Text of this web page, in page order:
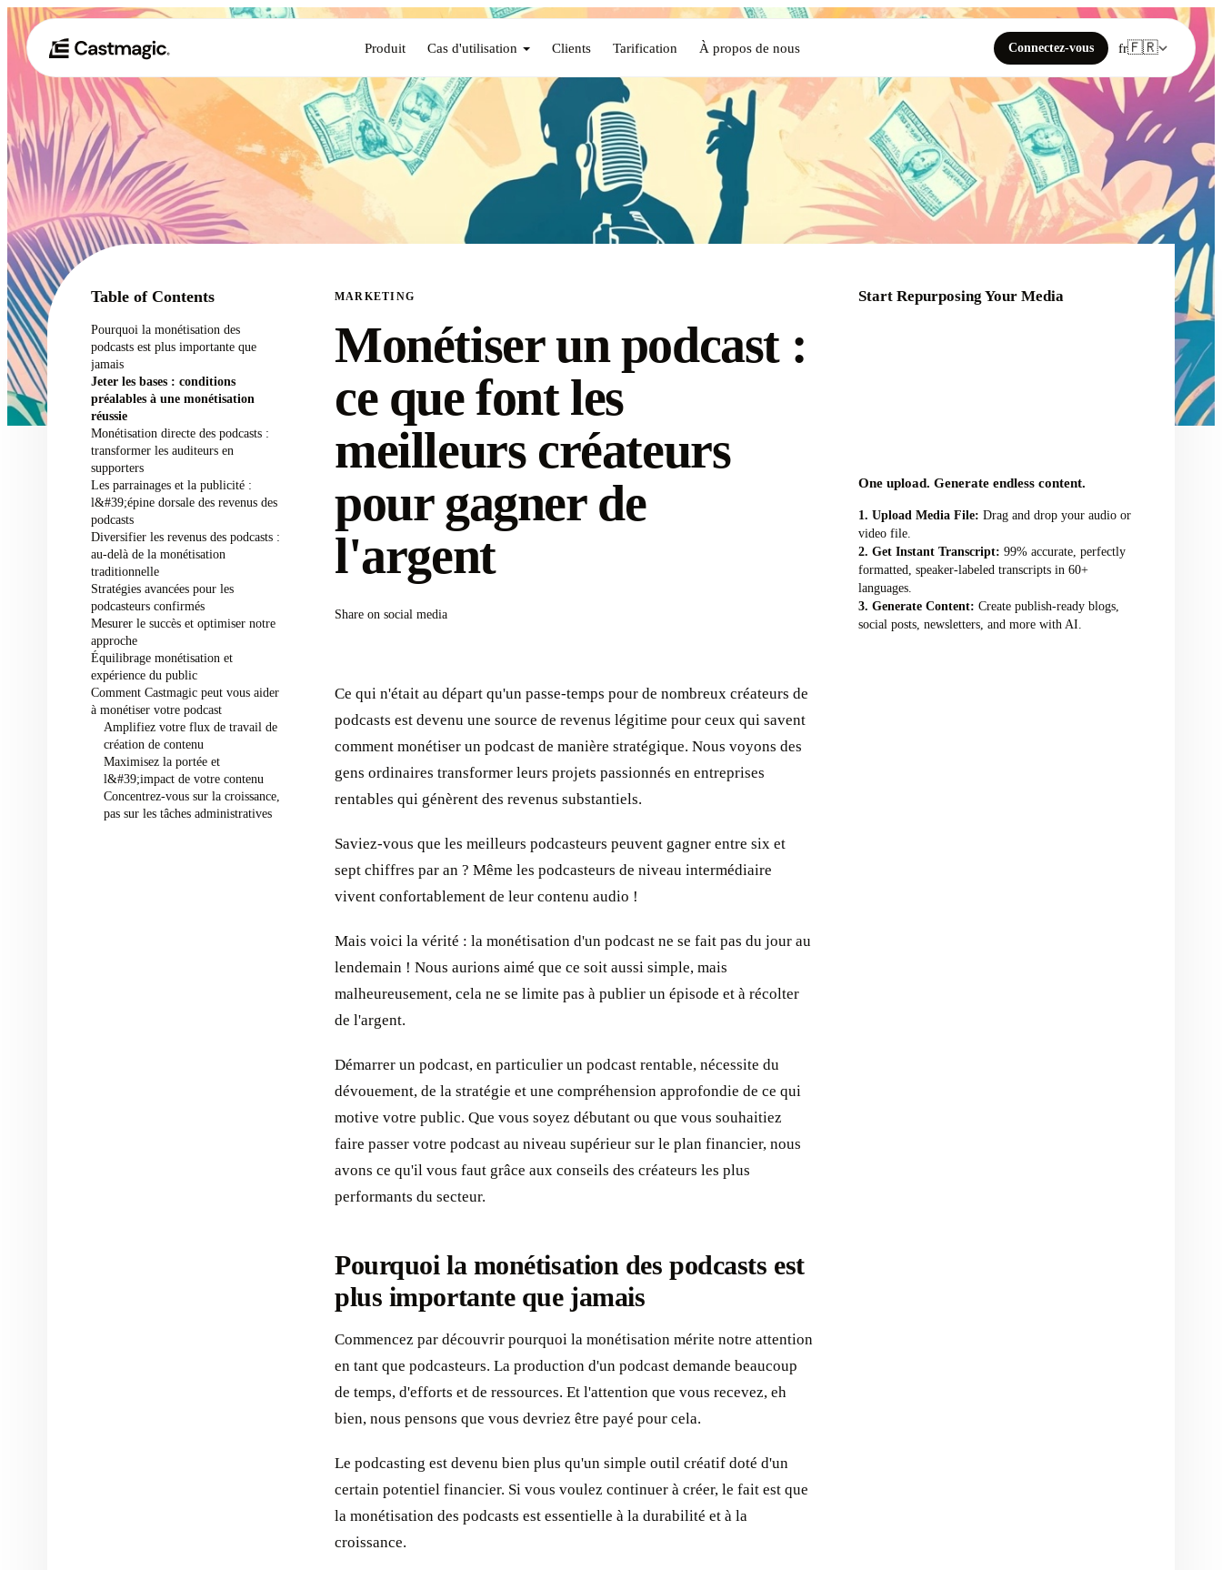
Produit Cas d'utilisation Clients Tarification À propos de nous Connectez-vous fr🇫🇷
Table of Contents
Pourquoi la monétisation des
podcasts est plus importante que
jamais
Jeter les bases : conditions
préalables à une monétisation
réussie
Monétisation directe des podcasts :
transformer les auditeurs en
supporters
Les parrainages et la publicité :
l&#39;épine dorsale des revenus des
podcasts
Diversifier les revenus des podcasts :
au-delà de la monétisation
traditionnelle
Stratégies avancées pour les
podcasteurs confirmés
Mesurer le succès et optimiser notre
approche
Équilibrage monétisation et
expérience du public
Comment Castmagic peut vous aider
à monétiser votre podcast
Amplifiez votre flux de travail de
création de contenu
Maximisez la portée et
l&#39;impact de votre contenu
Concentrez-vous sur la croissance,
pas sur les tâches administratives
MARKETING
Monétiser un podcast :
ce que font les
meilleurs créateurs
pour gagner de
l'argent
Share on social media
Ce qui n'était au départ qu'un passe-temps pour de nombreux créateurs de
podcasts est devenu une source de revenus légitime pour ceux qui savent
comment monétiser un podcast de manière stratégique. Nous voyons des
gens ordinaires transformer leurs projets passionnés en entreprises
rentables qui génèrent des revenus substantiels.
Saviez-vous que les meilleurs podcasteurs peuvent gagner entre six et
sept chiffres par an ? Même les podcasteurs de niveau intermédiaire
vivent confortablement de leur contenu audio !
Mais voici la vérité : la monétisation d'un podcast ne se fait pas du jour au
lendemain ! Nous aurions aimé que ce soit aussi simple, mais
malheureusement, cela ne se limite pas à publier un épisode et à récolter
de l'argent.
Démarrer un podcast, en particulier un podcast rentable, nécessite du
dévouement, de la stratégie et une compréhension approfondie de ce qui
motive votre public. Que vous soyez débutant ou que vous souhaitiez
faire passer votre podcast au niveau supérieur sur le plan financier, nous
avons ce qu'il vous faut grâce aux conseils des créateurs les plus
performants du secteur.
Pourquoi la monétisation des podcasts est
plus importante que jamais
Commencez par découvrir pourquoi la monétisation mérite notre attention
en tant que podcasteurs. La production d'un podcast demande beaucoup
de temps, d'efforts et de ressources. Et l'attention que vous recevez, eh
bien, nous pensons que vous devriez être payé pour cela.
Le podcasting est devenu bien plus qu'un simple outil créatif doté d'un
certain potentiel financier. Si vous voulez continuer à créer, le fait est que
la monétisation des podcasts est essentielle à la durabilité et à la
croissance.
Start Repurposing Your Media
One upload. Generate endless content.
Upload Media File: Drag and drop your audio or
video file.
Get Instant Transcript: 99% accurate, perfectly
formatted, speaker-labeled transcripts in 60+
languages.
Generate Content: Create publish-ready blogs,
social posts, newsletters, and more with AI.